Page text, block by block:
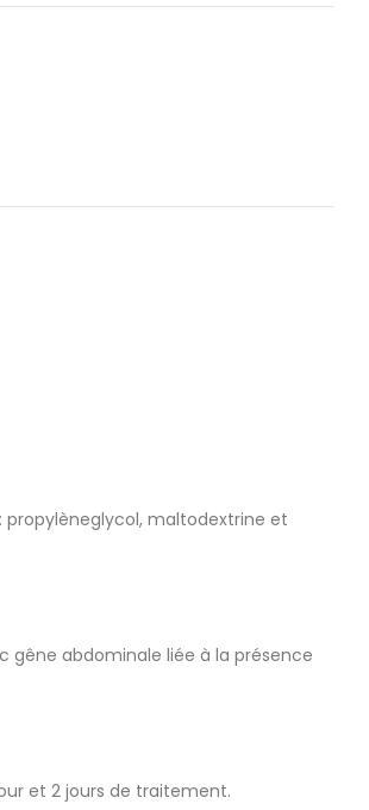
maltodextrine et
gêne abdominale liée à la présence
et 2 jours de traitement.